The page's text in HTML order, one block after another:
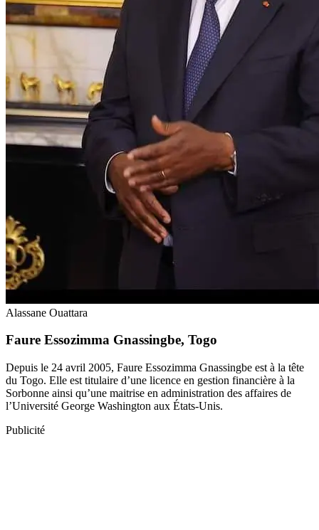
Alassane Ouattara
Faure Essozimma Gnassingbe, Togo
Depuis le 24 avril 2005, Faure Essozimma Gnassingbe est à la tête
du Togo. Elle est titulaire d’une licence en gestion financière à la
Sorbonne ainsi qu’une maitrise en administration des affaires de
l’Université George Washington aux États-Unis.
Publicité